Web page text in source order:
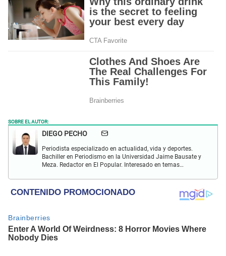
SOBRE EL AUTOR:
DIEGO PECHO
Periodista especializado en actualidad, vida y deportes.
Bachiller en Periodismo en la Universidad Jaime Bausate y
Meza. Redactor en El Popular. Interesado en temas
internacional, trucos caseros y educación.